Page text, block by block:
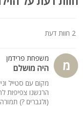
- חדר עם 2 מיטות יחיד + לול
- בריכה מחוממת
- גינה מטופחת ועצי פרי
- פינת BBQ עם מנגל גז
- פינות שיזוף וישיבה
- ערסל, ריהוט גן
- טרמפולינה לילדים
2 חוות דעת
מ משפחת פרידמן
היה מושלם
הרגשנו צפיפות
(ולגברים ?)